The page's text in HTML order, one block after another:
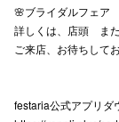
🌸ブライダルフェア
詳しくは、店頭 また
ご来店、お待ちして
festaria公式アプリ